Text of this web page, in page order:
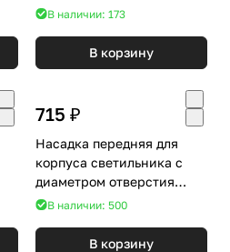
отверстия D60 Ambrella
В наличии: 173
В корзину
715 ₽
Насадка передняя для
корпуса светильника с
диаметром отверстия
D60mm Ambrella DIY Spot
В наличии: 500
В корзину